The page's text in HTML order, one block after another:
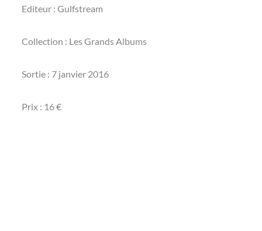
Editeur : Gulfstream
Collection : Les Grands Albums
Sortie : 7 janvier 2016
Prix : 16 €